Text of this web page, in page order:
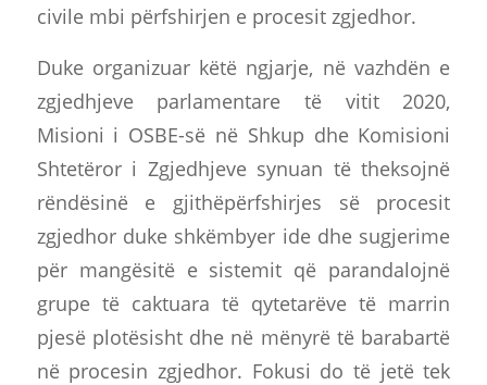
civile mbi përfshirjen e procesit zgjedhor.
Duke organizuar këtë ngjarje, në vazhdën e
zgjedhjeve parlamentare të vitit 2020,
Misioni i OSBE-së në Shkup dhe Komisioni
Shtetëror i Zgjedhjeve synuan të theksojnë
rëndësinë e gjithëpërfshirjes së procesit
zgjedhor duke shkëmbyer ide dhe sugjerime
për mangësitë e sistemit që parandalojnë
grupe të caktuara të qytetarëve të marrin
pjesë plotësisht dhe në mënyrë të barabartë
në procesin zgjedhor. Fokusi do të jetë tek